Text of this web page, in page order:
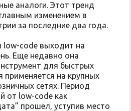
аналоги. Этот тренд
изменением в
за последние два года.
low-code выходит на
Еще недавно она
для быстрых
применяется на крупных
сетях. Период
от low-code как
прошел, уступив место